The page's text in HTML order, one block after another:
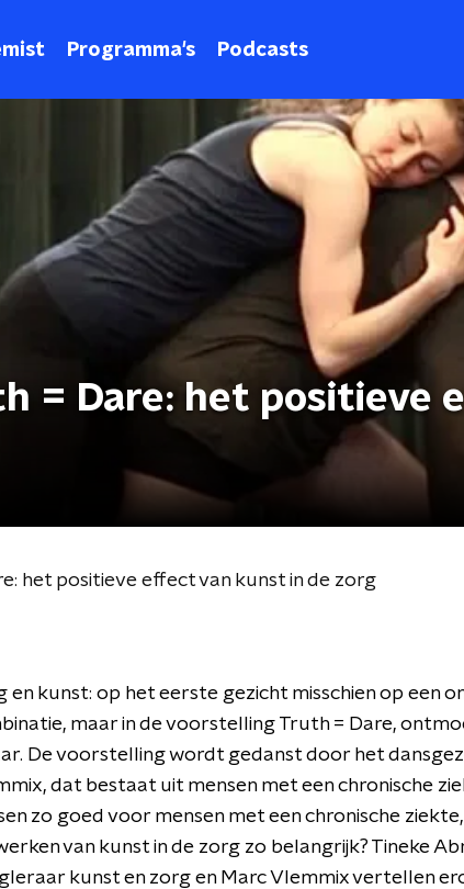
Programma's Podcasts
= Dare: het positieve
het positieve effect van kunst in de zorg
en kunst: op het eerste gezicht misschien op een
maar in de voorstelling Truth = Dare,
De voorstelling wordt gedanst door het
dat bestaat uit mensen met een chronische
zo goed voor mensen met een chronische
van kunst in de zorg zo belangrijk? Tineke
kunst en zorg en Marc Vlemmix vertellen